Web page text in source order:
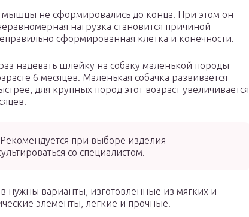
мышцы не сформировались до конца. При этом он
нагрузка становится причиной
сформированная клетка и конечности.
надевать шлейку на собаку маленькой породы
6 месяцев. Маленькая собачка развивается
для крупных пород этот возраст увеличивается
Рекомендуется при выборе изделия
со специалистом.
нужны варианты, изготовленные из мягких и
элементы, легкие и прочные.